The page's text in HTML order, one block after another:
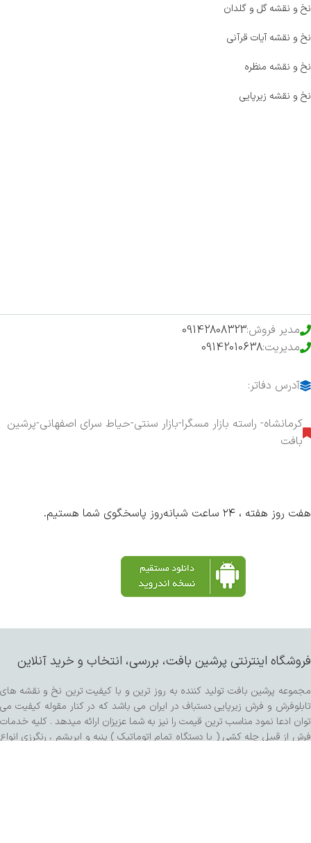
نخ و نقشه گل و گلدان
نخ و نقشه آیات قرآنی
نخ و نقشه منظره
نخ و نقشه زیرپایی
مدیر فروش:09142808323
مدیریت:09142010638
آدرس دفاتر:
کرمانشاه- راسته بازار مسگرا-بازار سنتی-حیاط سرای اصفهانی-پرشین
بافت
هفت روز هفته ، ۲۴ ساعت شبانه‌روز پاسخگوی شما هستیم.
فروشگاه اینترنتی پرشین بافت، بررسی، انتخاب و خرید آنلاین
مجموعه پرشین بافت تولید کننده به روز ترین و با کیفیت ترین نخ و نقشه های
تابلوفرش و فرش زیرپایی دستباف در ایران می باشد که در کنار مقوله کیفیت می
توان ادعا نمود مناسب ترین قیمت را نیز به شما عزیزان ارائه میدهد . کلیه خدمات
فرش از قبیل چله کشی ( با دستگاه تمام اتوماتیک ) پنبه و ابریشم ، رنگرزی انواع